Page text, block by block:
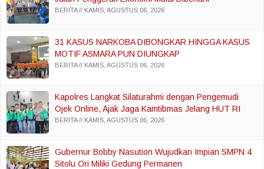
BERITA KAMIS, AGUSTUS 06, 2026
31 KASUS NARKOBA DIBONGKAR HINGGA KASUS
MOTIF ASMARA PUN DIUNGKAP
BERITA KAMIS, AGUSTUS 06, 2026
Kapolres Langkat Silaturahmi dengan Pengemudi
Ojek Online, Ajak Jaga Kamtibmas Jelang HUT RI
BERITA KAMIS, AGUSTUS 06, 2026
Gubernur Bobby Nasution Wujudkan Impian SMPN 4
Sitolu Ori Miliki Gedung Permanen